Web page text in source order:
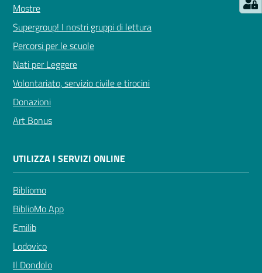
Mostre
Supergroup! I nostri gruppi di lettura
Percorsi per le scuole
Nati per Leggere
Volontariato, servizio civile e tirocini
Donazioni
Art Bonus
UTILIZZA I SERVIZI ONLINE
Bibliomo
BiblioMo App
Emilib
Lodovico
Il Dondolo